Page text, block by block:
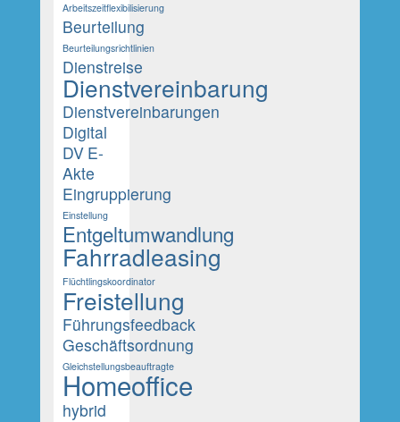
Arbeitszeitflexibilisierung
Beurteilung
Beurteilungsrichtlinien
Dienstreise
Dienstvereinbarung
Dienstvereinbarungen
Digital
DV E-
Akte
Eingruppierung
Einstellung
Entgeltumwandlung
Fahrradleasing
Flüchtlingskoordinator
Freistellung
Führungsfeedback
Geschäftsordnung
Gleichstellungsbeauftragte
Homeoffice
hybrid